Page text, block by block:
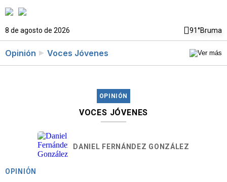
8 de agosto de 2026 91°Bruma
Opinión Voces Jóvenes
OPINIÓN
VOCES JÓVENES
DANIEL FERNÁNDEZ GONZÁLEZ
OPINIÓN